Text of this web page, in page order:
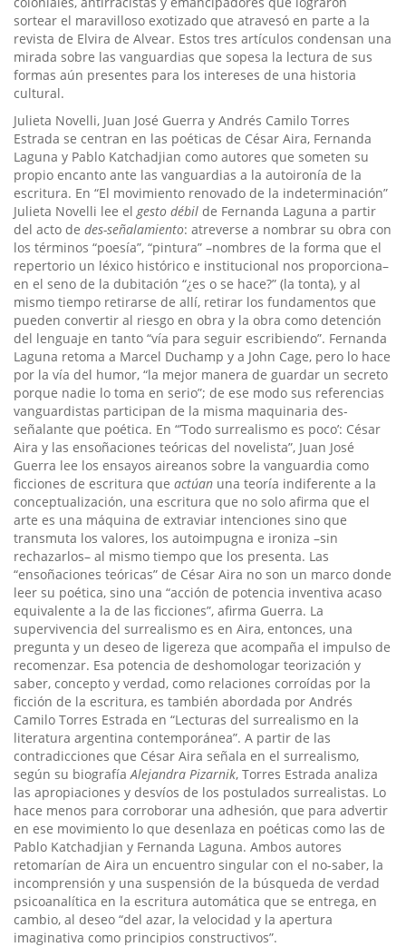
sortear el maravilloso exotizado que atravesó en parte a la
revista de Elvira de Alvear. Estos tres artículos condensan una
mirada sobre las vanguardias que sopesa la lectura de sus
formas aún presentes para los intereses de una historia
cultural.
Julieta Novelli, Juan José Guerra y Andrés Camilo Torres
Estrada se centran en las poéticas de César Aira, Fernanda
Laguna y Pablo Katchadjian como autores que someten su
propio encanto ante las vanguardias a la autoironía de la
escritura. En “El movimiento renovado de la indeterminación”
Julieta Novelli lee elgesto débil de Fernanda Laguna a partir
del acto de des-señalamiento: atreverse a nombrar su obra con
los términos “poesía”, “pintura” –nombres de la forma que el
repertorio un léxico histórico e institucional nos proporciona–
en el seno de la dubitación “¿es o se hace?” (la tonta), y al
mismo tiempo retirarse de allí, retirar los fundamentos que
pueden convertir al riesgo en obra y la obra como detención
del lenguaje en tanto “vía para seguir escribiendo”. Fernanda
Laguna retoma a Marcel Duchamp y a John Cage, pero lo hace
por la vía del humor, “la mejor manera de guardar un secreto
porque nadie lo toma en serio”; de ese modo sus referencias
vanguardistas participan de la misma maquinaria des-
señalante que poética. En “’Todo surrealismo es poco’: César
Aira y las ensoñaciones teóricas del novelista”, Juan José
Guerra lee los ensayos aireanos sobre la vanguardia como
ficciones de escritura que actúan una teoría indiferente a la
conceptualización, una escritura que no solo afirma que el
arte es una máquina de extraviar intenciones sino que
transmuta los valores, los autoimpugna e ironiza –sin
rechazarlos– al mismo tiempo que los presenta. Las
“ensoñaciones teóricas” de César Aira no son un marco donde
leer su poética, sino una “acción de potencia inventiva acaso
equivalente a la de las ficciones”, afirma Guerra. La
supervivencia del surrealismo es en Aira, entonces, una
pregunta y un deseo de ligereza que acompaña el impulso de
recomenzar. Esa potencia de deshomologar teorización y
saber, concepto y verdad, como relaciones corroídas por la
ficción de la escritura, es también abordada por Andrés
Camilo Torres Estrada en “Lecturas del surrealismo en la
literatura argentina contemporánea”. A partir de las
contradicciones que César Aira señala en el surrealismo,
según su biografíaAlejandra Pizarnik, Torres Estrada analiza
las apropiaciones y desvíos de los postulados surrealistas. Lo
hace menos para corroborar una adhesión, que para advertir
en ese movimiento lo que desenlaza en poéticas como las de
Pablo Katchadjian y Fernanda Laguna. Ambos autores
retomarían de Aira un encuentro singular con el no-saber, la
incomprensión y una suspensión de la búsqueda de verdad
psicoanalítica en la escritura automática que se entrega, en
cambio, al deseo “del azar, la velocidad y la apertura
imaginativa como principios constructivos”.